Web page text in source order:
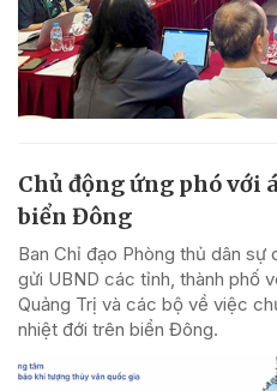
Chủ động ứng phó với
biển Đông
Ban Chỉ đạo Phòng thủ dân
gửi UBND các tỉnh, thành phố
Quảng Trị và các bộ về việc
nhiệt đới trên biển Đông.